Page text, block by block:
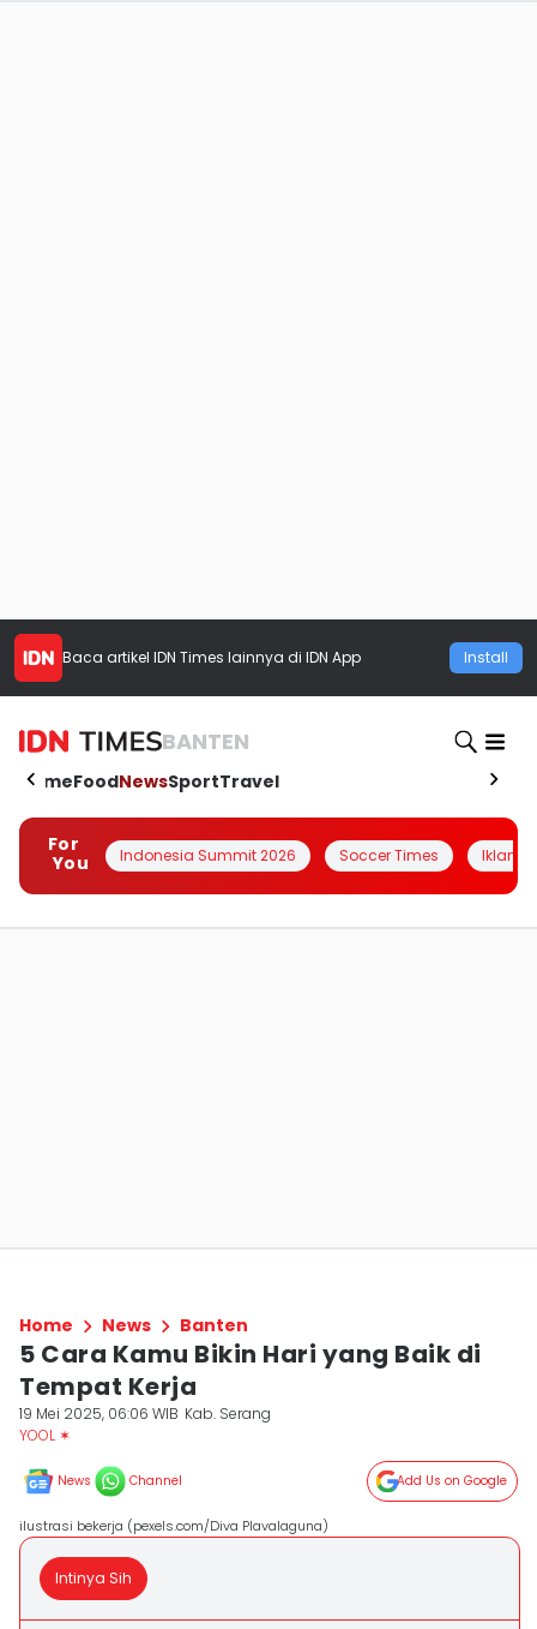
Baca artikel IDN Times lainnya di IDN App Install
BANTEN
HomeFoodNewsSportTravel
For
You
Indonesia Summit 2026 Soccer Times Iklanin
Home News Banten
5 Cara Kamu Bikin Hari yang Baik di
Tempat Kerja
19 Mei 2025, 06:06 WIB Kab. Serang
YOOL ✶
News Channel Add Us on Google
ilustrasi bekerja (pexels.com/Diva Plavalaguna)
Intinya Sih